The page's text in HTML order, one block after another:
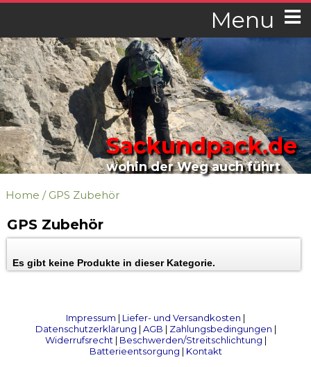
Menu
Sackundpack.de
wohin der Weg auch führt
Home / GPS Zubehör
GPS Zubehör
Es gibt keine Produkte in dieser Kategorie.
Impressum | Liefer- und Versandkosten |
Datenschutzerklärung | AGB | Zahlungsbedingungen |
Widerrufsrecht| Beschwerden/Streitschlichtung |
Batterieentsorgung | Kontakt